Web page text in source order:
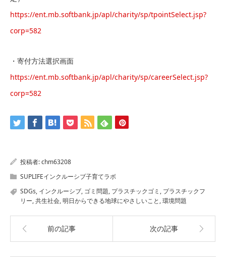
https://ent.mb.softbank.jp/apl/charity/sp/tpointSelect.jsp?
corp=582
・寄付方法選択画面
https://ent.mb.softbank.jp/apl/charity/sp/careerSelect.jsp?
corp=582
投稿者:chm63208
SUPLIFEインクルーシブ子育てラボ
SDGs, インクルーシブ, ゴミ問題, プラスチックゴミ , プラスチックフ
リー,共生社会,明日からできる地球にやさしいこと ,環境問題
前の記事 次の記事